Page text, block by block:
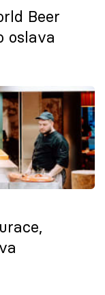
Beer
oslava